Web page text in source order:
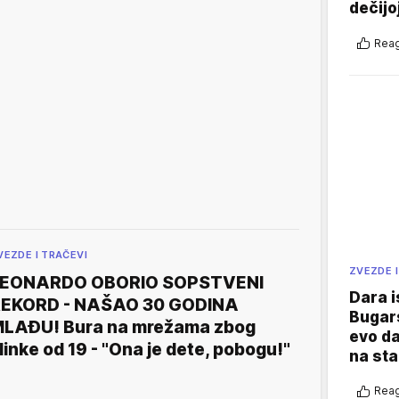
I TRAČEVI
OBORIO SOPSTVENI
- NAŠAO 30 GODINA
Bura na mrežama zbog
od 19 - "Ona je dete, pobogu!"
ZVEZDE
Dara
evo
na